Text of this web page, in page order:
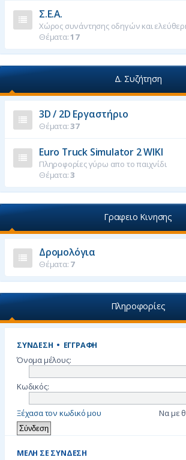
Σ.Ε.Α.
Χώρος συνάντησης οδηγών και
Θέματα:17
Δ. Συζήτηση
3D / 2D Εργαστήριο
Θέματα:37
Euro Truck Simulator 2 WIKI
Πληροφορίες γύρω απο το παιχνίδι
Θέματα:3
Γραφειο Κινησης
Δρομολόγια
Θέματα: 7
Πληροφορίες
ΣΎΝΔΕΣΗ • ΕΓΓΡΑΦΉ
Όνομα μέλους:
Κωδικός:
Ξέχασα τον κωδικό μου Να με
ΜΈΛΗ ΣΕ ΣΎΝΔΕΣΗ